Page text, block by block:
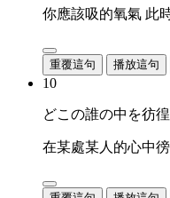
你應該吸的氧氣 此
重覆這句 播放這句
10
どこの誰の中を彷
在某處某人的心中